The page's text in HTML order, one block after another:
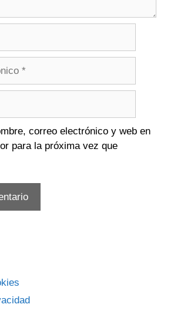
correo electrónico y web en
para la próxima vez que